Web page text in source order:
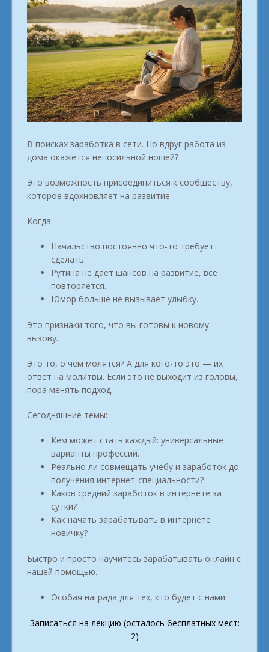
В поисках заработка в сети. Но вдруг работа из
дома окажется непосильной ношей?
Это возможность присоединиться к сообществу,
которое вдохновляет на развитие.
Когда:
Начальство постоянно что-то требует
сделать.
Рутина не даёт шансов на развитие, всё
повторяется.
Юмор больше не вызывает улыбку.
Это признаки того, что вы готовы к новому
вызову.
Это то, о чём молятся? А для кого-то это — их
ответ на молитвы. Если это не выходит из головы,
пора менять подход.
Сегодняшние темы:
Кем может стать каждый: универсальные
варианты профессий.
Реально ли совмещать учёбу и заработок до
получения интернет-специальности?
Каков средний заработок в интернете за
сутки?
Как начать зарабатывать в интернете
новичку?
Быстро и просто научитесь зарабатывать онлайн с
нашей помощью.
Особая награда для тех, кто будет с нами.
Записаться на лекцию (осталось бесплатных мест:
2)